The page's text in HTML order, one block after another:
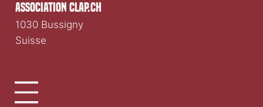
association clap.ch
1030 Bussigny
Suisse